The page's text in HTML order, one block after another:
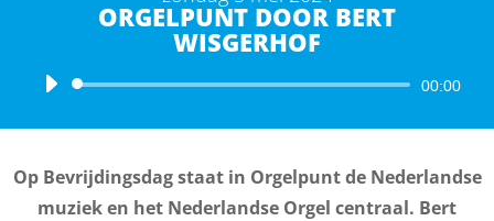
ORGELPUNT DOOR BERT
WISGERHOF
Audiospeler 00:00
Op Bevrijdingsdag staat in Orgelpunt de Nederlandse
muziek en het Nederlandse Orgel centraal. Bert